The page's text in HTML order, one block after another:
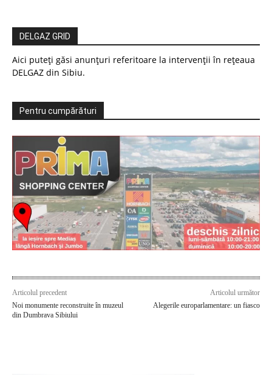
DELGAZ GRID
Aici puteți găsi anunțuri referitoare la intervenții în rețeaua
DELGAZ din Sibiu.
Pentru cumpărături
Articolul precedent
Noi monumente reconstruite în muzeul
din Dumbrava Sibiului
Articolul următor
Alegerile europarlamentare: un fiasco